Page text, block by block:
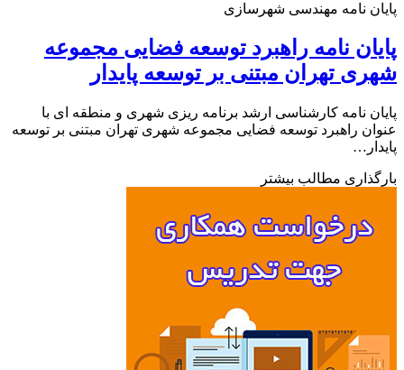
نامه مهندسی شهرسازی
نامه راهبرد توسعه فضایی مجموعه
تهران مبتنی بر توسعه پایدار
نامه کارشناسی ارشد برنامه ریزی شهری و منطقه ای با
راهبرد توسعه فضایی مجموعه شهری تهران مبتنی بر توسعه
مطالب بیشتر